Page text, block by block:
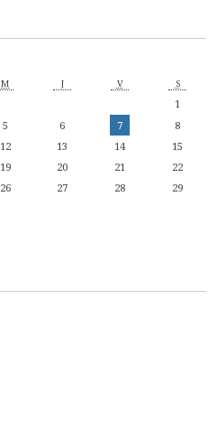
M J V S
1
5 6 7
8
12 13 14
15
19 20 21
22
26 27 28
29